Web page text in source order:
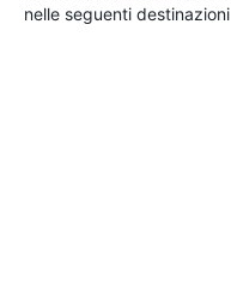
nelle seguenti destinazioni